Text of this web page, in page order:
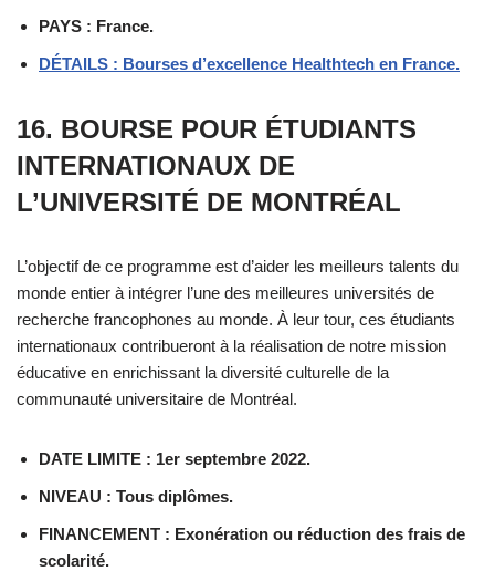
PAYS : France.
DÉTAILS : Bourses d’excellence Healthtech en France.
16. BOURSE POUR ÉTUDIANTS
INTERNATIONAUX DE
L’UNIVERSITÉ DE MONTRÉAL
L’objectif de ce programme est d’aider les meilleurs talents du
monde entier à intégrer l’une des meilleures universités de
recherche francophones au monde. À leur tour, ces étudiants
internationaux contribueront à la réalisation de notre mission
éducative en enrichissant la diversité culturelle de la
communauté universitaire de Montréal.
DATE LIMITE : 1er septembre 2022.
NIVEAU : Tous diplômes.
FINANCEMENT : Exonération ou réduction des frais de
scolarité.